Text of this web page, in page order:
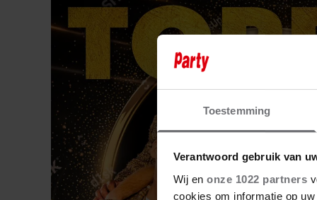
Toestemming
Verantwoord gebruik van
Wij en onze 1022 partners
cookies om informatie op